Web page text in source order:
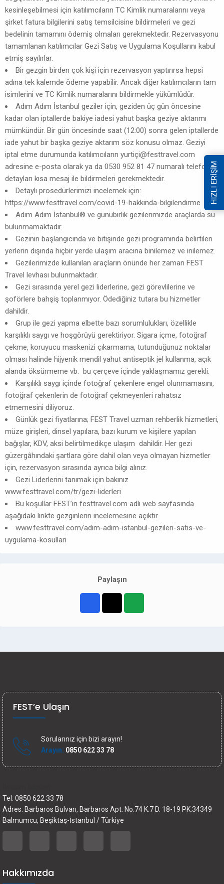
kesinleşebilmesi için katılımcıların TC Kimlik numaralarını veya
şirket fatura bilgilerini satış temsilcisine bildirmeleri ve gezi
bedelinin tamamını ödemiş olmaları gerekmektedir. Rezervasyonu
tamamlanan katılımcılar Gezi Satış ve Uygulama Koşullarını kabul
etmiş sayılırlar.
Bir gezgin birden çok kişi için rezervasyon yaptırırsa hepsi
adına tek kalemde ödeme yapabilir. Ancak diğer katılımcıların tam
isimlerini ve TC Kimlik numaralarını bildirmekle yükümlüdür.
Adım Adım İstanbul geziler için, geziden üç gün öncesine
kadar olan iptallerde bakiye iadesi yahut başka geziye aktarımı
mümkündür. Bir gün öncesinde saat (12:00) sonra gelen iptallerde
iade yahut bir başka geziye aktarım söz konusu olmaz. Geziyi
iptal etme durumunda katılımcıların yurtiçi@festtravel.com
adresine e-posta olarak ya da 0530 952 81 47 numaralı telefona
detayları kısa mesaj ile bildirmeleri gerekmektedir.
Detaylı prosedürlerimizi incelemek için:
https://www.festtravel.com/covid-19-hakkinda-bilgilendirme
Adım Adım İstanbul® ve günübirlik gezilerimizde araçlarda su
bulunmamaktadır.
Gezinin başlangıcında ve bitişinde gezi programında belirtilen
yerlerin dışında hiçbir yerde ulaşım aracına binilemez ve inilemez.
Gezilerimizde kullanılan araçların önünde her zaman FEST
Travel levhası bulunmaktadır.
Gezi sırasında yerel gezi liderlerine, gezi görevlilerine ve
şoförlere bahşiş toplanmıyor. Ödediğiniz tutara bu hizmetler
dahildir.
Grup ile gezi yapma elbette bazı sorumlulukları, özellikle
karşılıklı saygı ve hoşgörüyü gerektiriyor. Sigara içme, fotoğraf
çekme, koruyucu maskenizi çıkarmama, tutunduğunuz noktalar
olması halinde hijyenik mendil yahut antiseptik jel kullanma, açık
alanda öksürmeme vb. bu çerçeve içinde yaklaşmamız gerekli.
Karşılıklı saygı içinde fotoğraf çekenlere engel olunmamasını,
fotoğraf çekenlerin de fotoğraf çekmeyenleri rahatsız
etmemesini diliyoruz.
Günlük gezi fiyatlarına; FEST Travel uzman rehberlik hizmetleri,
müze girişleri, dinsel yapılara, bazı kurum ve kişilere yapılan
bağışlar, KDV, aksi belirtilmedikçe ulaşım dahildir. Her gezi
güzergâhındaki şartlara göre dahil olan veya olmayan hizmetler
için, rezervasyon sırasında ayrıca bilgi alınız.
Gezi Liderlerini tanımak için bakınız
www.festtravel.com/tr/gezi-liderleri
Bu koşullar FEST’in festtravel.com adlı web sayfasında
aşağıdaki linkte gezginlerin incelemesine açıktır.
www.festtravel.com/adim-adim-istanbul-gezileri-satis-ve-
uygulama-kosullari
Paylaşın
HIZLI ERİŞİM
FEST’e Ulaşın
Sorularınız için bizi arayın!
Arayın: 0850 622 33 78
Tel: 0850 622 33 78
Adres: Barbaros Bulvarı, Barbaros Apt. No.74 K.7 D. 18-19 PK.34349
Balmumcu, Beşiktaş-İstanbul / Türkiye
Hakkımızda